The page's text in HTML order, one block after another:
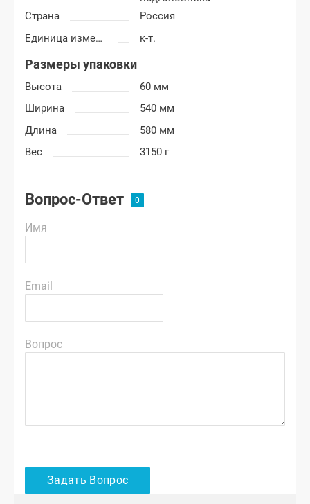
Страна
Россия
Единица измерения
к-т.
Размеры упаковки
Высота
60 мм
Ширина
540 мм
Длина
580 мм
Вес
3150 г
Вопрос-Ответ
Имя
Email
Вопрос